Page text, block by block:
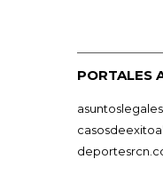
PORTALES